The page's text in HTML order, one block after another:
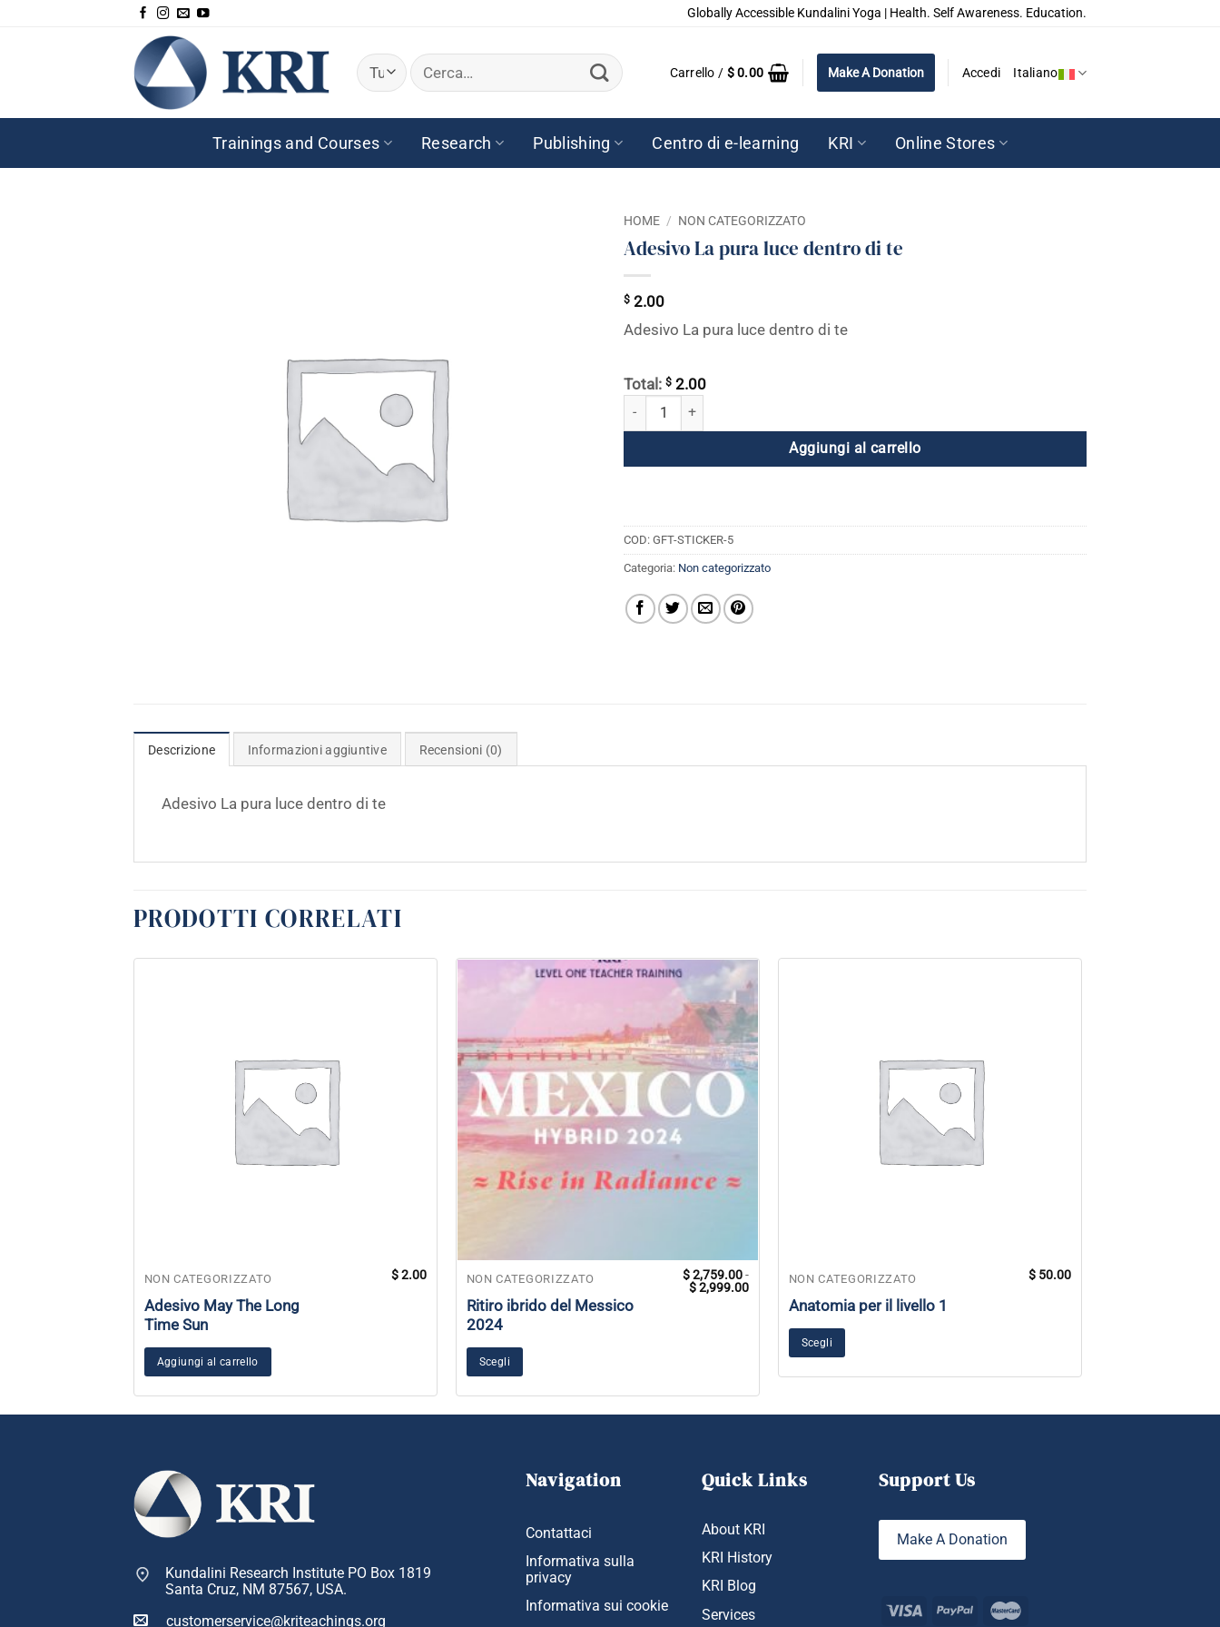
Globally Accessible Kundalini Yoga | Health. Self Awareness. Education.
Cerca:
Carrello / $0.00 Make A Donation Accedi Italiano
Trainings and Courses Research Publishing Centro di e-learning KRI Online Stores
HOME / NON CATEGORIZZATO
Adesivo La pura luce dentro di te
$ 2.00
Adesivo La pura luce dentro di te
Total: $ 2.00
Adesivo La pura luce dentro di te quantità
Aggiungi al carrello
COD: GFT-STICKER-5
Categoria: Non categorizzato
Descrizione Informazioni aggiuntive Recensioni (0)
Adesivo La pura luce dentro di te
PRODOTTI CORRELATI
NON CATEGORIZZATO
Adesivo May The Long
Time Sun
$2.00
Aggiungi al carrello
NON CATEGORIZZATO
Ritiro ibrido del Messico
2024
$2,759.00-
$2,999.00Fascia
prezzo:
$ 2,759.00
Scegli
Questo
prodotto
ha
varianti.
NON CATEGORIZZATO
Anatomia per il livello 1
$ 50.00
Scegli
Kundalini Research Institute PO Box 1819
Santa Cruz, NM 87567, USA.
customerservice@kriteachings.org
Navigation
Contattaci
Informativa sulla
privacy
Informativa sui cookie
Quick Links
About KRI
KRI History
KRI Blog
Services
Support Us
Make A Donation